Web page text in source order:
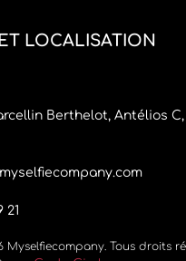
LOCALISATION
Berthelot, Antélios C,
21
Tous droits